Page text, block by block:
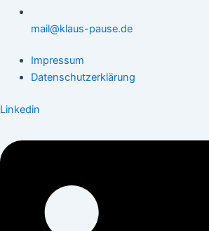
mail@klaus-pause.de
Impressum
Datenschutzerklärung
Linkedin